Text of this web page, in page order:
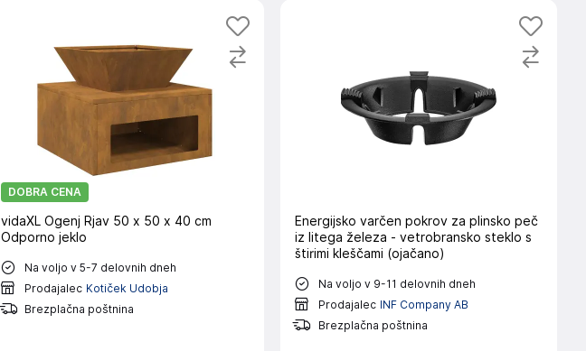
DOBRA CENA
vidaXL Ogenj Rjav 50 x 50 x 40 cm
Odporno jeklo
Na voljo v 5-7 delovnih dneh
Prodajalec Kotiček Udobja
Brezplačna poštnina
Energijsko varčen pokrov za plinsko peč
iz litega železa - vetrobransko steklo s
štirimi kleščami (ojačano)
Na voljo v 9-11 delovnih dneh
Prodajalec INF Company AB
Brezplačna poštnina